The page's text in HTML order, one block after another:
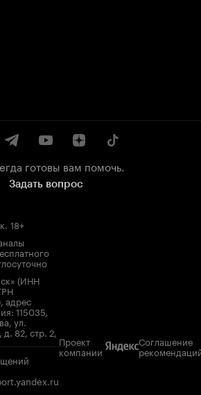
готовы вам помочь.
Задать вопрос
. 18+
(ИНН
адрес
115035,
ул.
82, стр. 2,
Проект
компании
Соглашение